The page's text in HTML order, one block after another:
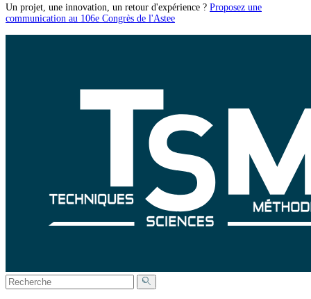
Un projet, une innovation, un retour d'expérience ? Proposez une
communication au 106e Congrès de l'Astee